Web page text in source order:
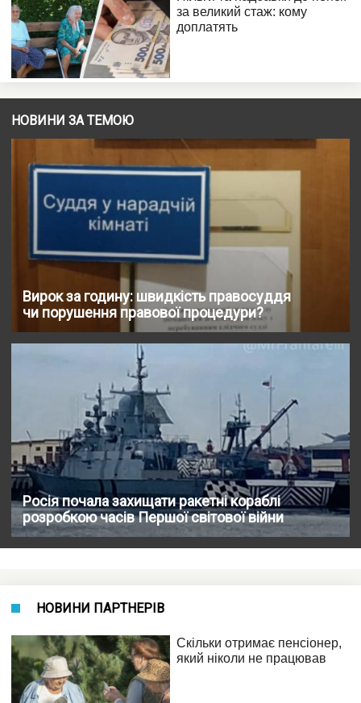
НОВИНИ ЗА ТЕМОЮ
Вирок за годину: швидкість правосуддя
чи порушення правової процедури?
Росія почала захищати ракетні кораблі
розробкою часів Першої світової війни
НОВИНИ ПАРТНЕРІВ